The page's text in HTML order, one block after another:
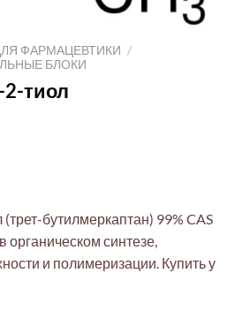
ФАРМАЦЕВТИКИ /
БЛОКИ
тиол
бутилмеркаптан) 99% CAS
синтезе,
и полимеризации. Купить у